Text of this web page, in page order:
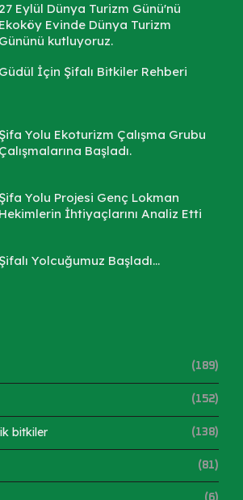
27 Eylül Dünya Turizm Günü'nü
Ekoköy Evinde Dünya Turizm
Gününü kutluyoruz.
Güdül İçin Şifalı Bitkiler Rehberi
Şifa Yolu Ekoturizm Çalışma Grubu
Çalışmalarına Başladı.
Şifa Yolu Projesi Genç Lokman
Hekimlerin İhtiyaçlarını Analiz Etti
Şifalı Yolcuğumuz Başladı...
(189)
(152)
bitkiler (138)
(81)